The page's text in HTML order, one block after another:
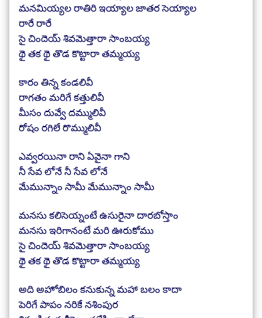
మనమియ్యల రాతిరి ఇయ్యాల జాతర సెయ్యాల
రారే రారే
సై చిందెయ్ శివమెత్తారా సాంబయ్య
థై తక థై తొడ కొట్టారా తమ్మయ్య
కారం తిన్న కండలివీ
రాగతం మరిగే కత్తులివీ
మీసం దువ్వే దమ్ములివీ
రోషం రగిలే రొమ్ములివీ
ఎవ్వరయినా రాని ఏవైనా గాని
నీ సేవ లోనే నీ సేవ లోనే
మేమున్నాం సామీ మేమున్నాం సామీ
మనసు కలిసెయ్నంటే ఉసురైనా దారబోస్తాం
మనసు ఇరిగానంటే మరి ఊరుకోము
సై చిందెయ్ శివమెత్తారా సాంబయ్య
థై తక థై తొడ కొట్టారా తమ్మయ్య
అది అహోబిలం కనుకున్న మహా బలం కాదా
పెరిగే పాపం నరికే నశింపుర